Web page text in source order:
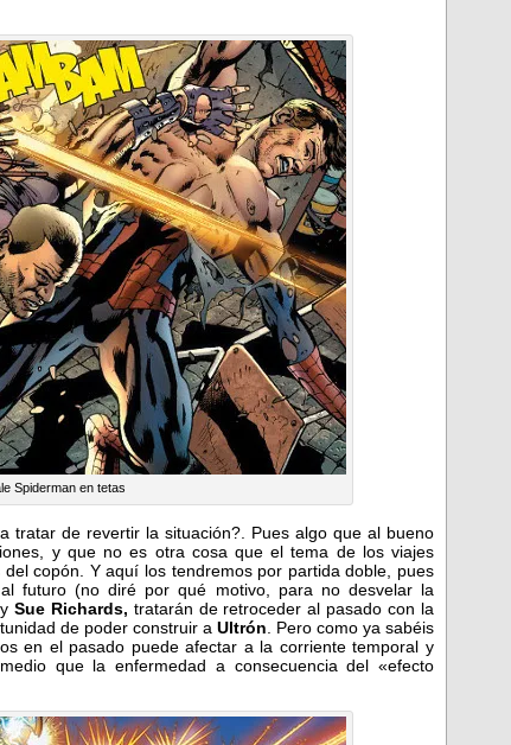
Spiderman en tetas
tratar de revertir la situación?. Pues algo que al bueno
y que no es otra cosa que el tema de los viajes
copón. Y aquí los tendremos por partida doble, pues
futuro (no diré por qué motivo, para no desvelar la
y Sue Richards, tratarán de retroceder al pasado con la
de poder construir a Ultrón . Pero como ya sabéis
en el pasado puede afectar a la corriente temporal y
que la enfermedad a consecuencia del «efecto